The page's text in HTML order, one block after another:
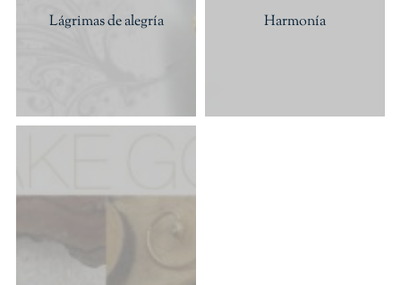
Lágrimas de alegría Harmonía